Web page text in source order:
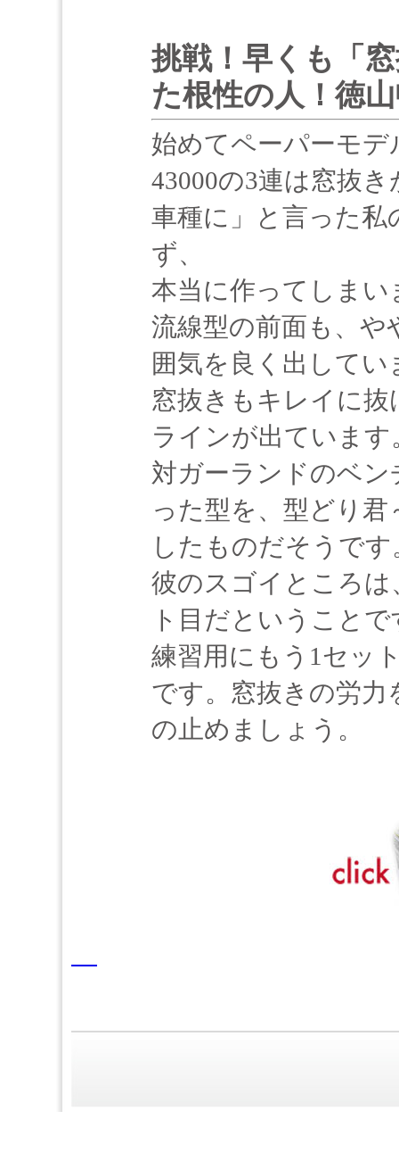
挑戦！早くも「
た根性の人！徳
始めてペーパーモ
43000の3連は窓抜
車種に」と言った
ず、
本当に作ってしまい
流線型の前面も、
囲気を良く出してい
窓抜きもキレイに
ラインが出ています
対ガーランドのベ
った型を、型どり
したものだそうです
彼のスゴイところは
ト目だということで
練習用にもう1セッ
です。窓抜きの労力
の止めましょう。